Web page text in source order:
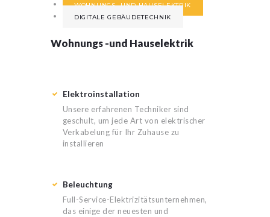
WOHNUNGS -UND HAUSELEKTRIK
DIGITALE GEBÄUDETECHNIK
Wohnungs -und Hauselektrik
Elektroinstallation
Unsere erfahrenen Techniker sind
geschult, um jede Art von elektrischer
Verkabelung für Ihr Zuhause zu
installieren
Beleuchtung
Full-Service-Elektrizitätsunternehmen,
das einige der neuesten und